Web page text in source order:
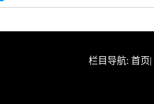
栏目导航: 首页|